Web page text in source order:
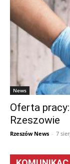
News
Oferta
Rzeszowie
Rzeszów News - 7